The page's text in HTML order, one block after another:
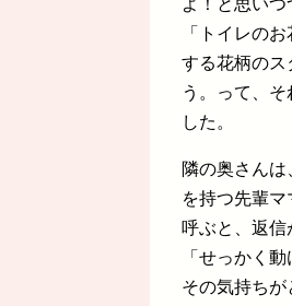
よ！と思い
「トイレの
する花柄のス
う。って、
した。
隣の奥さん
を持つ先輩
呼ぶと、返信
「せっかく
その気持ち